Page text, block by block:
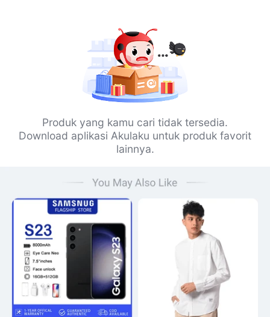
Produk yang kamu cari tidak tersedia.
Download aplikasi Akulaku untuk produk favorit
lainnya.